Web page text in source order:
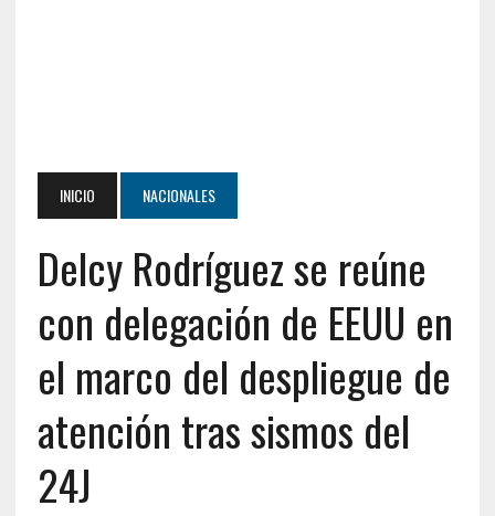
INICIO NACIONALES
Delcy Rodríguez se reúne
con delegación de EEUU en
el marco del despliegue de
atención tras sismos del
24J